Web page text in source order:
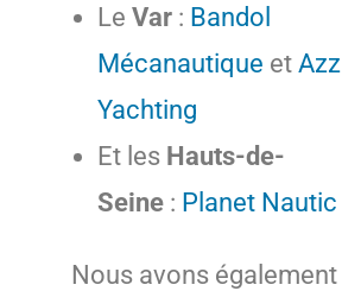
Le Var : Bandol
Mécanautique et Azz
Yachting
Et les Hauts-de-
Seine : Planet Nautic
Nous avons également